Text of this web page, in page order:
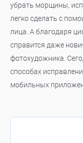
убрать морщины,
легко сделать с
лица. А благодаря
справится даже
фотохудожника.
способах
мобильных